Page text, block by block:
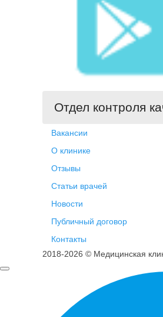
Отдел контроля
Вакансии
О клинике
Отзывы
Статьи врачей
Новости
Публичный договор
Контакты
2018-2026 © Медицинская